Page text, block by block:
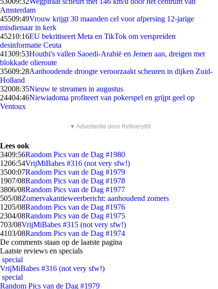
Amsterdam
45509:49Vrouw krijgt 30 maanden cel voor afpersing 12-jarige
misdienaar in kerk
45210:16EU bekritiseert Meta en TikTok om verspreiden
desinformatie Ceuta
41309:53Houthi's vallen Saoedi-Arabië en Jemen aan, dreigen met
blokkade olieroute
35609:28Aanhoudende droogte veroorzaakt scheuren in dijken Zuid-
Holland
32008:35Nieuw te streamen in augustus
24404:46Niewiadoma profiteert van pokerspel en grijpt geel op
Ventoux
▼ Advertentie door Refinery89
Lees ook
3409:56Random Pics van de Dag #1980
1206:54VrijMiBabes #316 (not very sfw!)
3500:07Random Pics van de Dag #1979
1907/08Random Pics van de Dag #1978
3806/08Random Pics van de Dag #1977
505/08Zomervakantieweerbericht: aanhoudend zomers
1205/08Random Pics van de Dag #1976
2304/08Random Pics van de Dag #1975
703/08VrijMiBabes #315 (not very sfw!)
4103/08Random Pics van de Dag #1974
De comments staan op de laatste pagina
Laatste reviews en specials
special
VrijMiBabes #316 (not very sfw!)
special
Random Pics van de Dag #1979